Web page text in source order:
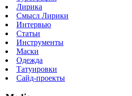
Лирика
Смысл Лирики
Интервью
Статьи
Инструменты
Маски
Одежда
Татуировки
Сайд-проекты